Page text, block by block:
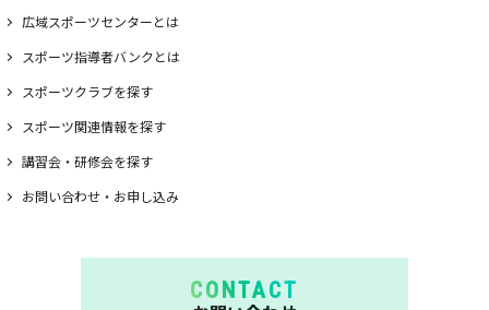
広域スポーツセンターとは
スポーツ指導者バンクとは
スポーツクラブを探す
スポーツ関連情報を探す
講習会・研修会を探す
お問い合わせ・お申し込み
CONTACT